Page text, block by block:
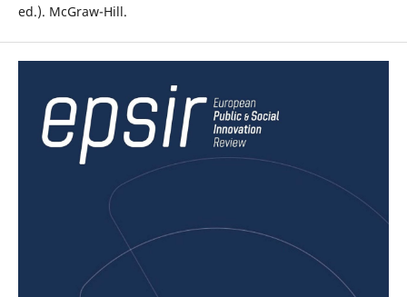
ed.). McGraw-Hill.